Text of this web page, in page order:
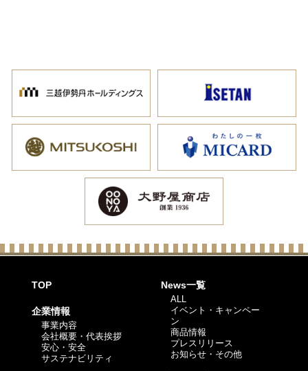
TOP
企業情報
事業内容
会社概要・代表挨拶
安心・安全
サステナビリティ
News一覧
ALL
イベント・キャンペー
ン
商品情報
プレスリリース
お知らせ・その他